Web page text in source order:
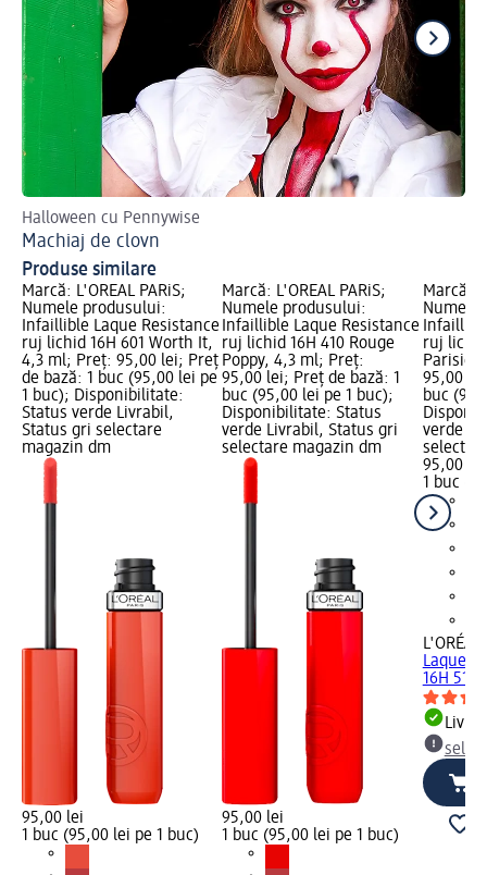
Halloween cu Pennywise
Machiaj de clovn
Produse similare
Marcă: L'ORÉAL PARiS;
Numele produsului:
Infaillible Laque Resistance
ruj lichid 16H 601 Worth It,
4,3 ml; Preț: 95,00 lei; Preț
de bază: 1 buc (95,00 lei pe
1 buc); Disponibilitate:
Status verde Livrabil,
Status gri selectare
magazin dm
95,00 lei
1 buc (95,00 lei pe 1 buc)
Marcă: L'ORÉAL PARiS;
Numele produsului:
Infaillible Laque Resistance
ruj lichid 16H 410 Rouge
Poppy, 4,3 ml; Preț:
95,00 lei; Preț de bază: 1
buc (95,00 lei pe 1 buc);
Disponibilitate: Status
verde Livrabil, Status gri
selectare magazin dm
95,00 lei
1 buc (95,00 lei pe 1 buc)
Marcă:
Numele
ruj lichid
95,00
buc
verde
95,00 lei
1 buc
L'ORÉAL
Laque
16H